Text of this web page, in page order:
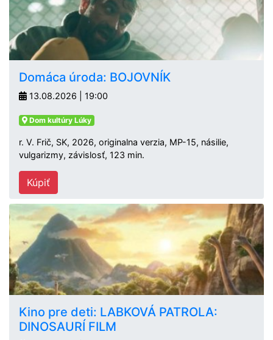
Domáca úroda: BOJOVNÍK
13.08.2026 | 19:00
Dom kultúry Lúky
r. V. Frič, SK, 2026, originalna verzia, MP-15, násilie,
vulgarizmy, závislosť, 123 min.
Kúpiť
Kino pre deti: LABKOVÁ PATROLA:
DINOSAURÍ FILM